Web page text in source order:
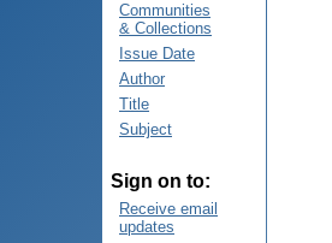
Communities
& Collections
Issue Date
Author
Title
Subject
Sign on to:
Receive email
updates